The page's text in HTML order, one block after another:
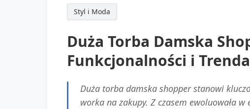
Styl i Moda
Duża Torba Damska
Funkcjonalności i
Duża torba damska shopper stanowi
worka na zakupy. Z czasem ewoluowała